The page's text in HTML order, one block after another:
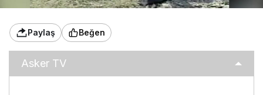
Paylaş Beğen
Asker TV